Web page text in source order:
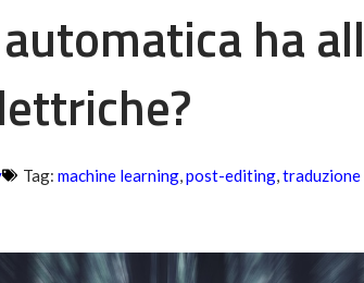
ha
Tag: machine learning,post-editing,traduzione